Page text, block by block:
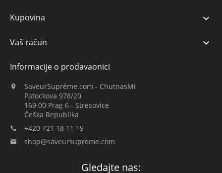
Kupovina 
Vaš račun 
Informacije o prodavaonici

SaveurSuprême.com - ChutnasMi
Patockova 978/20
169 00 Prag 6 - Stresovice
Češka Republika
 +420 721 18 11 19
 shop@saveursupreme.com
Gledajte nas: